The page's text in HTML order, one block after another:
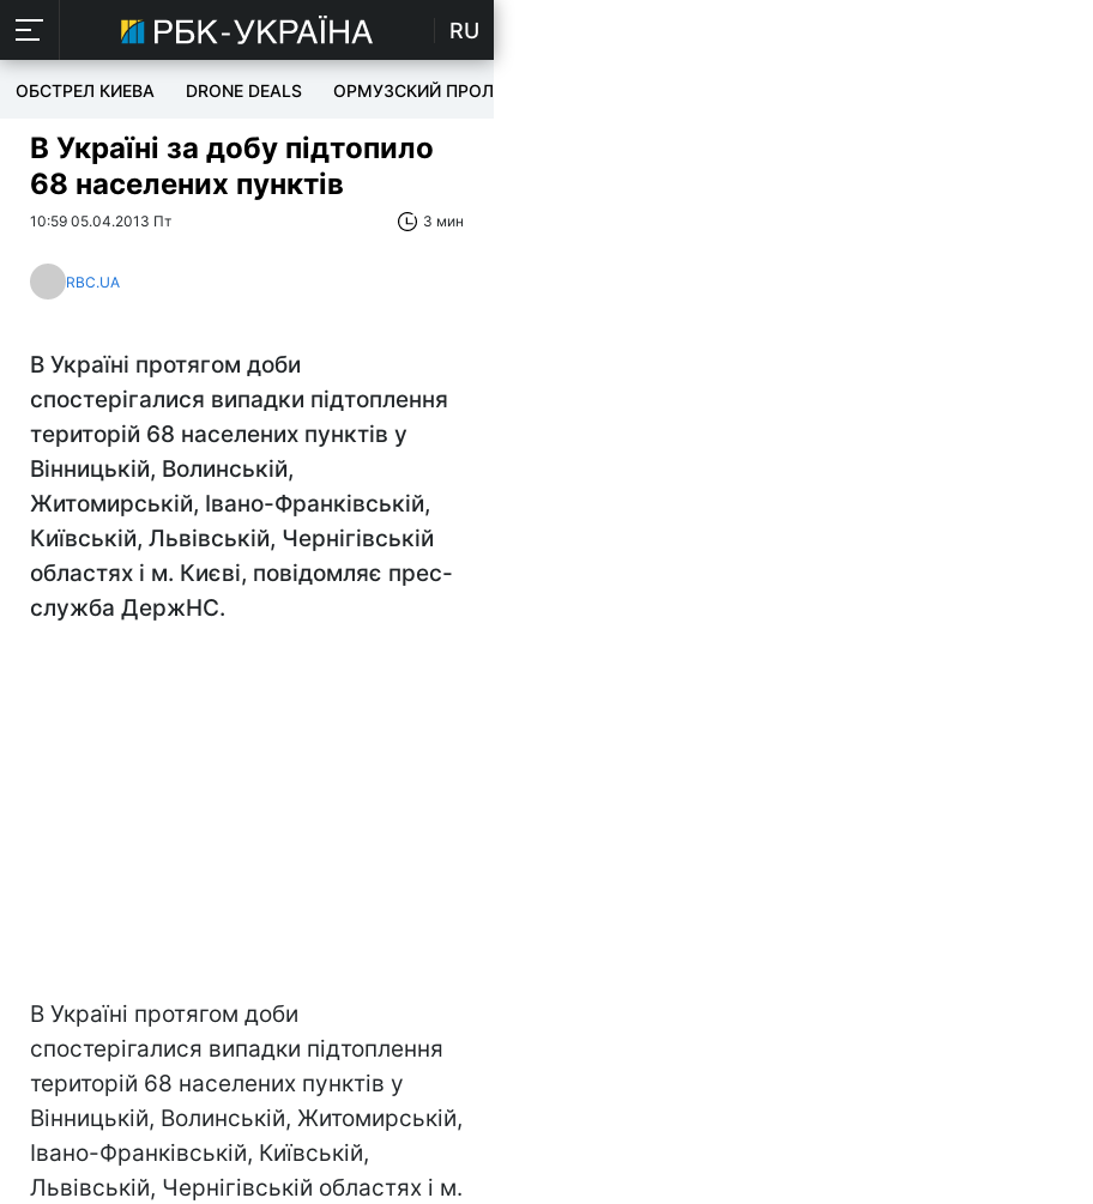
RU
ОБСТРЕЛ КИЕВА DRONE DEALS ОРМУЗСКИЙ ПРОЛИВ
В Україні за добу підтопило
68 населених пунктів
10:59 05.04.2013 Пт 3 мин
RBC.UA
В Україні протягом доби
спостерігалися випадки підтоплення
територій 68 населених пунктів у
Вінницькій, Волинській,
Житомирській, Івано-Франківській,
Київській, Львівській, Чернігівській
областях і м. Києві, повідомляє прес-
служба ДержНС.
В Україні протягом доби
спостерігалися випадки підтоплення
територій 68 населених пунктів у
Вінницькій, Волинській, Житомирській,
Івано-Франківській, Київській,
Львівській, Чернігівській областях і м.